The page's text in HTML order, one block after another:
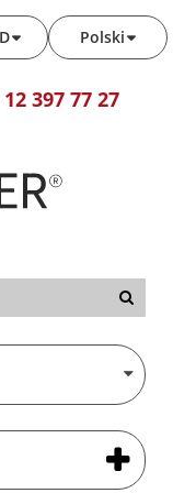
Polski
397 77 27